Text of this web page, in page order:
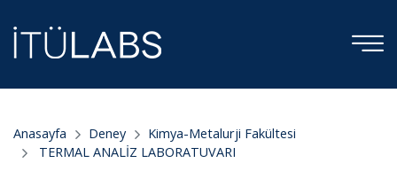
Anasayfa Deney
Kimya-Metalurji Fakültesi
TERMAL ANALİZ LABORATUVARI